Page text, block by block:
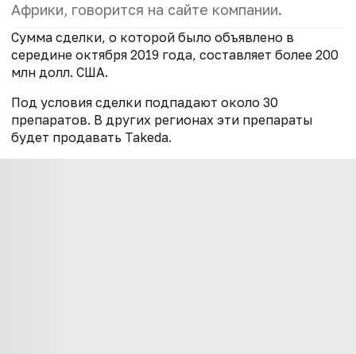
Африки, говорится на сайте компании.
Сумма сделки, о которой было объявлено в
середине октября 2019 года, составляет более 200
млн долл. США.
Под условия сделки подпадают около 30
препаратов. В других регионах эти препараты
будет продавать Takeda.